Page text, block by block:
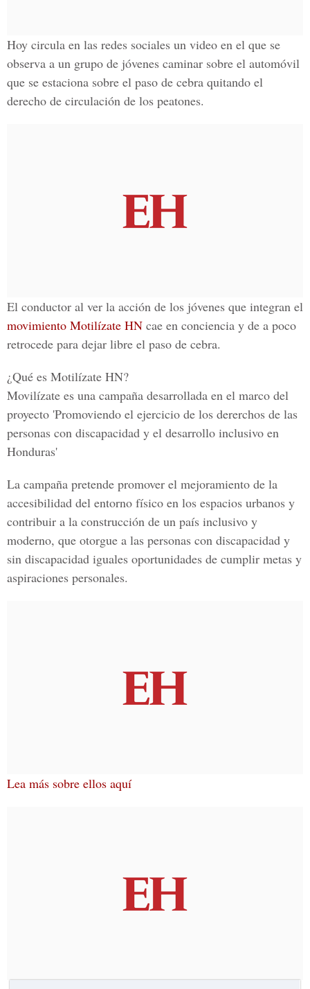
Hoy circula en las redes sociales un video en el que se
observa a un grupo de jóvenes caminar sobre el automóvil
que se estaciona sobre el paso de cebra quitando el
derecho de circulación de los peatones.
El conductor al ver la acción de los jóvenes que integran el
movimiento Motilízate HN cae en conciencia y de a poco
retrocede para dejar libre el paso de cebra.
¿Qué es Motilízate HN?
Movilízate es una campaña desarrollada en el marco del
proyecto 'Promoviendo el ejercicio de los dererchos de las
personas con discapacidad y el desarrollo inclusivo en
Honduras'
La campaña pretende promover el mejoramiento de la
accesibilidad del entorno físico en los espacios urbanos y
contribuir a la construcción de un país inclusivo y
moderno, que otorgue a las personas con discapacidad y
sin discapacidad iguales oportunidades de cumplir metas y
aspiraciones personales.
Lea más sobre ellos aquí